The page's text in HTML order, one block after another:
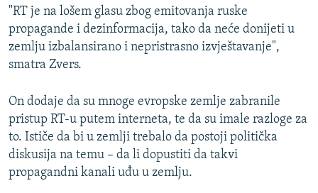
"RT je na lošem glasu zbog emitovanja ruske
propagande i dezinformacija, tako da neće donijeti u
zemlju izbalansirano i nepristrasno izvještavanje",
smatra Zvers.
On dodaje da su mnoge evropske zemlje zabranile
pristup RT-u putem interneta, te da su imale razloge za
to. Ističe da bi u zemlji trebalo da postoji politička
diskusija na temu – da li dopustiti da takvi
propagandni kanali uđu u zemlju.